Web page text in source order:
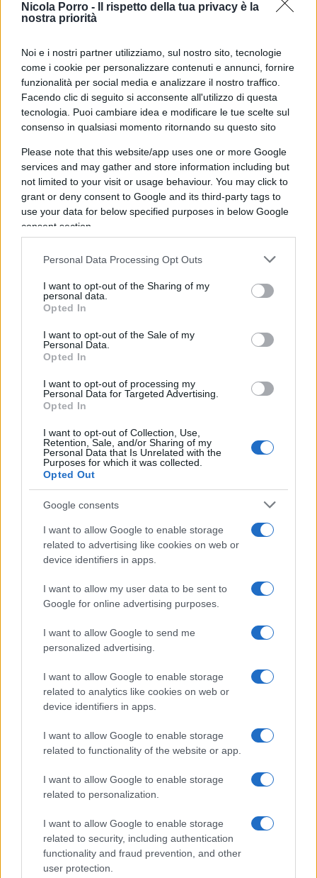
Nicola Porro -
Il rispetto della tua privacy è la
nostra priorità
Noi e i nostri partner utilizziamo, sul nostro sito, tecnologie
come i cookie per personalizzare contenuti e annunci, fornire
funzionalità per social media e analizzare il nostro traffico.
Facendo clic di seguito si acconsente all'utilizzo di questa
tecnologia. Puoi cambiare idea e modificare le tue scelte sul
consenso in qualsiasi momento ritornando su questo sito
Please note that this website/app uses one or more Google
services and may gather and store information including but
not limited to your visit or usage behaviour. You may click to
grant or deny consent to Google and its third-party tags to
use your data for below specified purposes in below Google
consent section.
Personal Data Processing Opt Outs
I want to opt-out of the Sharing of my
personal data.
Opted In
I want to opt-out of the Sale of my
Personal Data.
Opted In
I want to opt-out of processing my
Personal Data for Targeted Advertising.
Opted In
I want to opt-out of Collection, Use,
Retention, Sale, and/or Sharing of my
Personal Data that Is Unrelated with the
Purposes for which it was collected.
Opted Out
Google consents
I want to allow Google to enable storage
related to advertising like cookies on web or
device identifiers in apps.
I want to allow my user data to be sent to
Google for online advertising purposes.
I want to allow Google to send me
personalized advertising.
I want to allow Google to enable storage
related to analytics like cookies on web or
device identifiers in apps.
I want to allow Google to enable storage
related to functionality of the website or app.
I want to allow Google to enable storage
related to personalization.
I want to allow Google to enable storage
related to security, including authentication
functionality and fraud prevention, and other
user protection.
precarietà della tregua diplomatica. Il più
consapevole di tutti sembra essere il cancelliere
tedesco Konrad Adenauer che, in visita a
Washington, fa chiaramente sapere a Eisenhower
che qualsiasi negoziato sullo statuto di Berlino
proposto da Mosca è una trappola nella quale le
democrazie non devono cadere.
Intanto sul fronte orientale cresce l’assertività del
governo della DDR, nel tentativo di dimostrare
una certa autonomia dalle decisioni di Kruschev.
Ulbricht reclama il potere di accreditare le
missioni militari al posto dei sovietici ma è
costretto a fare marcia indietro. In risposta decide
di intensificare i controlli su punti di passaggio e
di aumentare le proibizioni in entrata e uscita.
preoccupante per la sorte di Berlino Ovest.
Kruschev si riferisce alla Repubblica Federale
Tedesca come a “una minaccia per la pace
dell’umanità”. A giugno si incontra a Vienna con
Kennedy, da poco insediatosi alla Casa Bianca, ma
il risultato del vertice è ancora una volta
deludente. Alla fine del mese si svolgono
imponenti manovre militari tedesco-sovietiche sul
territorio della Germania Est. Kennedy si dirige
alla nazione per riaffermare l’impegno alla difesa
della sicurezza e della libertà di circolazione di
Berlino Ovest. Queste parole però non sono
sufficienti a tranquillizzare nessuno nell’antica
capitale, sempre più in balia delle decisioni prese
nelle stanze della SED. Intanto la DDR deve fare i
conti con crescenti problemi di scorte alimentari,
con un’economia disfunzionale, un livello di vita
perdita di popolazione in fuga verso occidente. Fa
molto caldo a Berlino nell’estate del 1961. Di notte
altre defezioni. A chi comincia a temere il peggio
Ulbricht assicura che la costruzione di una
barriera fisica non è all’orizzonte.